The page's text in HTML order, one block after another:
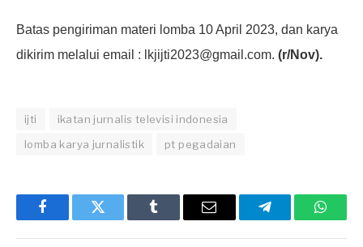
Batas pengiriman materi lomba 10 April 2023, dan karya
dikirim melalui email : lkjijti2023@gmail.com. (r/Nov).
ijti
ikatan jurnalis televisi indonesia
lomba karya jurnalistik
pt pegadaian
FacebookTwitter Tumblr Email Telegram